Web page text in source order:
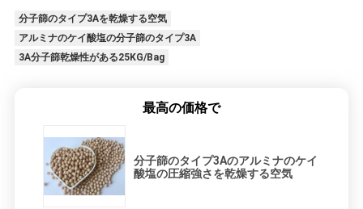
分子篩のタイプ3Aを乾燥する空気
アルミナのケイ酸塩の分子篩のタイプ3A
3A分子篩乾燥性がある25KG/Bag
最高の価格で
分子篩のタイプ3Aのアルミナのケイ
酸塩の圧縮強さを乾燥する空気